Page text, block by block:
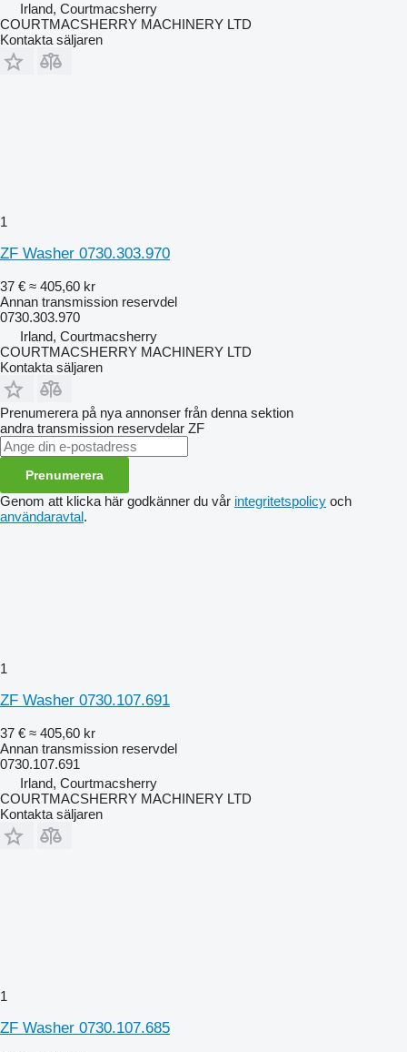
Irland, Courtmacsherry
COURTMACSHERRY MACHINERY LTD
Kontakta säljaren
1
ZF Washer 0730.303.970
37 € ≈ 405,60 kr
Annan transmission reservdel
0730.303.970
Irland, Courtmacsherry
COURTMACSHERRY MACHINERY LTD
Kontakta säljaren
Prenumerera på nya annonser från denna sektion
andra transmission reservdelar ZF
Prenumerera
Genom att klicka här godkänner du vår integritetspolicy och
användaravtal.
1
ZF Washer 0730.107.691
37 € ≈ 405,60 kr
Annan transmission reservdel
0730.107.691
Irland, Courtmacsherry
COURTMACSHERRY MACHINERY LTD
Kontakta säljaren
1
ZF Washer 0730.107.685